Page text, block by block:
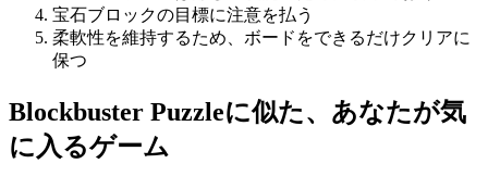
宝石ブロックの目標に注意を払う
柔軟性を維持するため、ボードをできるだけクリアに
保つ
Blockbuster Puzzleに似た、あなたが気
に入るゲーム